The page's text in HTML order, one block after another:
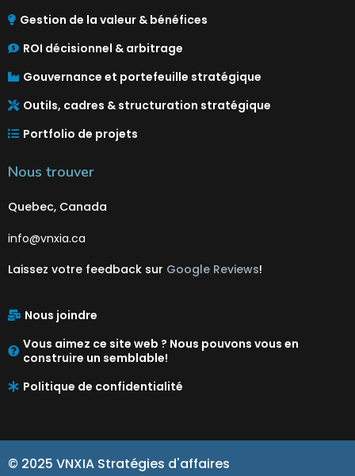
Gestion de la valeur & bénéfices
ROI décisionnel & arbitrage
Gouvernance et portefeuille stratégique
Outils, cadres & structuration stratégique
Portfolio de projets
Nous trouver
Quebec, Canada
info@vnxia.ca
Laissez votre feedback sur Google Reviews!
Nous joindre
Vous aimez ce site web ? Nous pouvons vous en
construire un semblable!
Politique de confidentialité
© 2025 VNXIA Stratégies d'affaires